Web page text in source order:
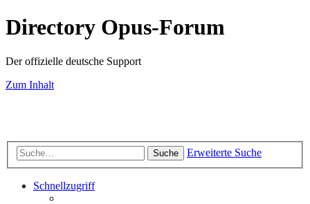
Directory Opus-Forum
Der offizielle deutsche Support
Zum Inhalt
Suche Erweiterte Suche
Schnellzugriff